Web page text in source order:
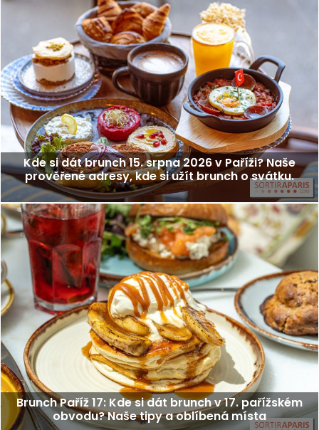
Kde si dát brunch 15. srpna 2026 v Paříži? Naše
prověřené adresy, kde si užít brunch o svátku.
Brunch Paříž 17: Kde si dát brunch v 17. pařížském
obvodu? Naše tipy a oblíbená místa